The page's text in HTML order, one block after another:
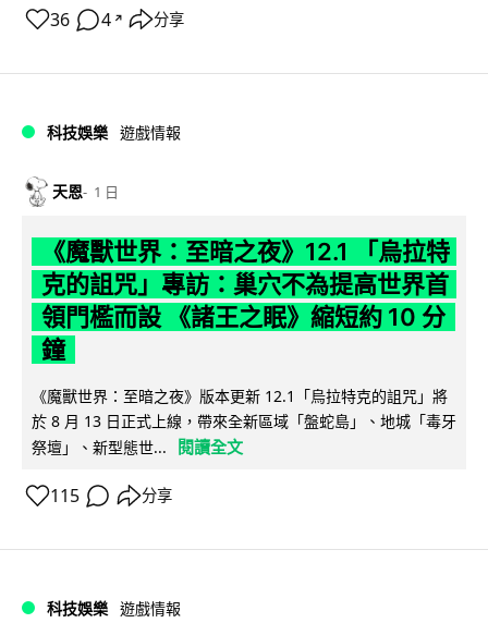
36 4 ↗ 分享
科技娛樂 遊戲情報
天恩 1 日
《魔獸世界：至暗之夜》12.1 「烏拉特
克的詛咒」專訪：巢穴不為提高世界首
領門檻而設 《諸王之眠》縮短約 10 分
鐘
《魔獸世界：至暗之夜》版本更新 12.1「烏拉特克的詛咒」將
於 8 月 13 日正式上線，帶來全新區域「盤蛇島」、地城「毒牙
祭壇」、新型態世...
閱讀全文
115 分享
科技娛樂 遊戲情報